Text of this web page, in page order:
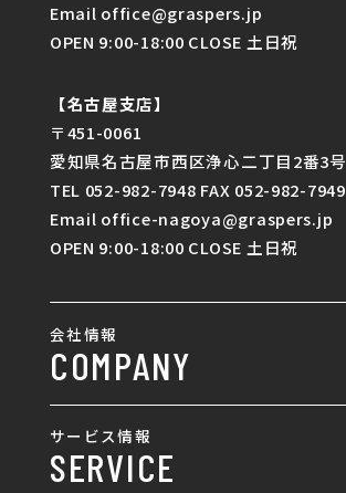
Email office@graspers.jp
OPEN 9:00-18:00 CLOSE 土日祝
【名古屋支店】
〒451-0061
愛知県名古屋市西区浄心二丁目2番3号
TEL 052-982-7948 FAX 052-982-7949
Email office-nagoya@graspers.jp
OPEN 9:00-18:00 CLOSE 土日祝
会社情報
COMPANY
私たちの強み
会社概要
サービス情報
SERVICE